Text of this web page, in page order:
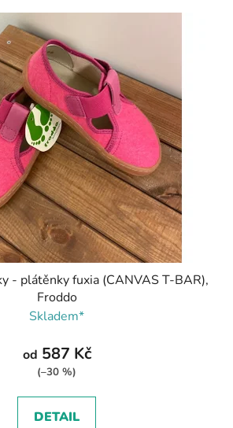
- plátěnky fuxia (CANVAS T-BAR),
Froddo
Skladem*
od 587 Kč
(–30 %)
DETAIL